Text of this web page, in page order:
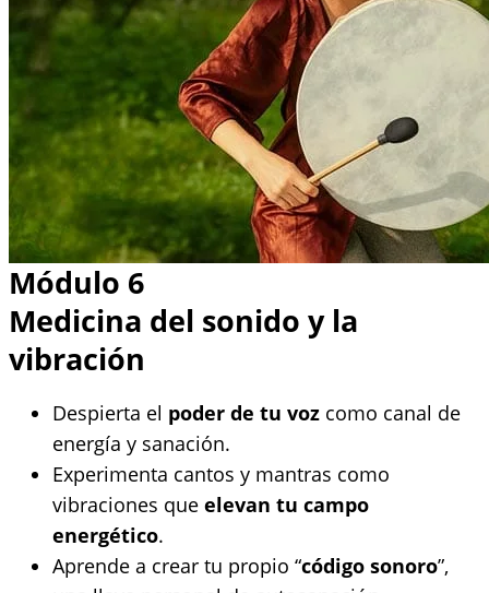
Módulo 6
Medicina del sonido y la
vibración
Despierta el poder de tu voz como canal de
energía y sanación.
Experimenta cantos y mantras como
vibraciones que elevan tu campo
energético.
Aprende a crear tu propio “código sonoro”,